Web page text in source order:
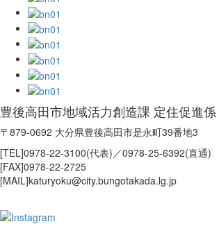
豊後高田市地域活力創造課 定住促進係
〒879-0692 大分県豊後高田市是永町39番地3
[TEL]0978-22-3100(代表)／0978-25-6392(直通)
[FAX]0978-22-2725
[MAIL]katuryoku@city.bungotakada.lg.jp